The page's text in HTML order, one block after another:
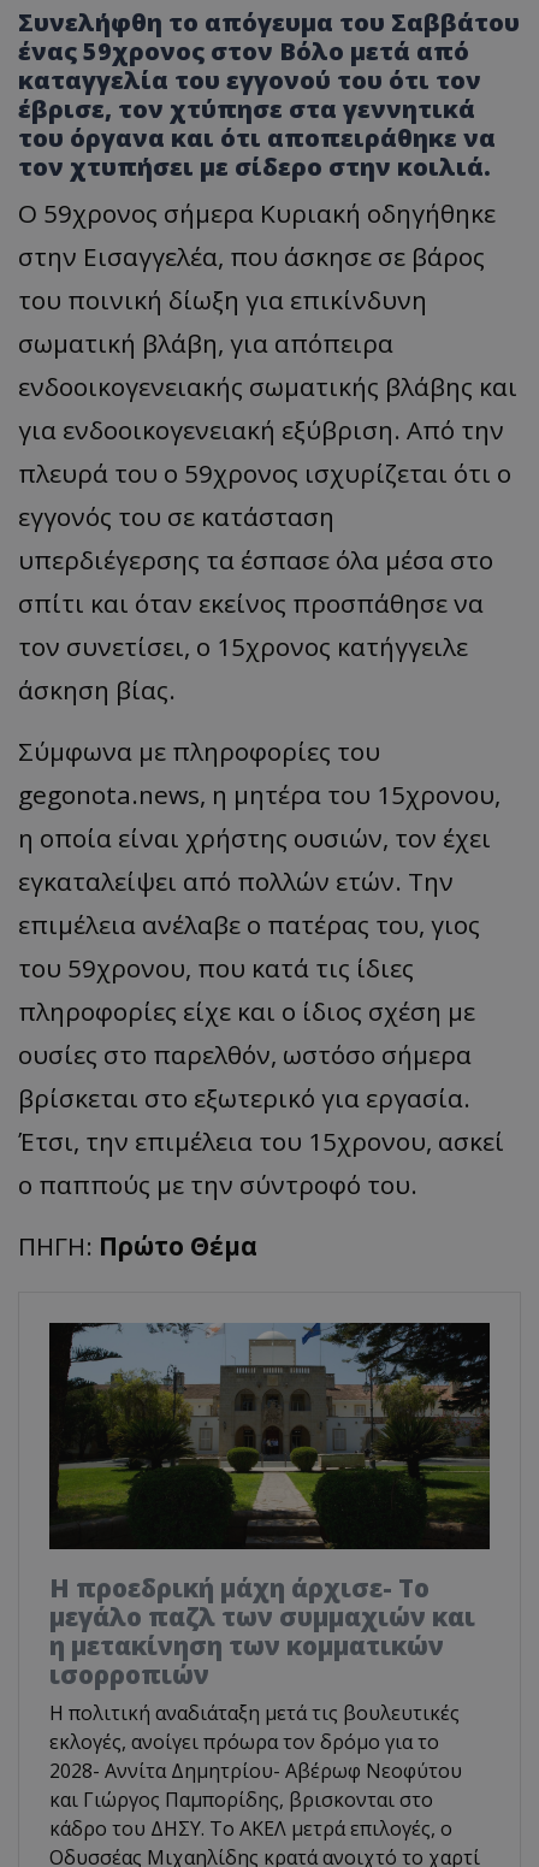
Συνελήφθη το απόγευμα του Σαββάτου
ένας 59χρονος στον Βόλο μετά από
καταγγελία του εγγονού του ότι τον
έβρισε, τον χτύπησε στα γεννητικά
του όργανα και ότι αποπειράθηκε να
τον χτυπήσει με σίδερο στην κοιλιά.
Ο 59χρονος σήμερα Κυριακή οδηγήθηκε
στην Εισαγγελέα, που άσκησε σε βάρος
του ποινική δίωξη για επικίνδυνη
σωματική βλάβη, για απόπειρα
ενδοοικογενειακής σωματικής βλάβης και
για ενδοοικογενειακή εξύβριση. Από την
πλευρά του ο 59χρονος ισχυρίζεται ότι ο
εγγονός του σε κατάσταση
υπερδιέγερσης τα έσπασε όλα μέσα στο
σπίτι και όταν εκείνος προσπάθησε να
τον συνετίσει, ο 15χρονος κατήγγειλε
άσκηση βίας.
Σύμφωνα με πληροφορίες του
gegonota.news, η μητέρα του 15χρονου,
η οποία είναι χρήστης ουσιών, τον έχει
εγκαταλείψει από πολλών ετών. Την
επιμέλεια ανέλαβε ο πατέρας του, γιος
του 59χρονου, που κατά τις ίδιες
πληροφορίες είχε και ο ίδιος σχέση με
ουσίες στο παρελθόν, ωστόσο σήμερα
βρίσκεται στο εξωτερικό για εργασία.
Έτσι, την επιμέλεια του 15χρονου, ασκεί
ο παππούς με την σύντροφό του.
ΠΗΓΗ: Πρώτο Θέμα
Η προεδρική μάχη άρχισε- Το
μεγάλο παζλ των συμμαχιών και
η μετακίνηση των κομματικών
ισορροπιών
Η πολιτική αναδιάταξη μετά τις βουλευτικές
εκλογές, ανοίγει πρόωρα τον δρόμο για το
2028- Αννίτα Δημητρίου- Αβέρωφ Νεοφύτου
και Γιώργος Παμπορίδης, βρισκονται στο
κάδρο του ΔΗΣΥ. Το ΑΚΕΛ μετρά επιλογές, ο
Οδυσσέας Μιχαηλίδης κρατά ανοιχτό το χαρτί